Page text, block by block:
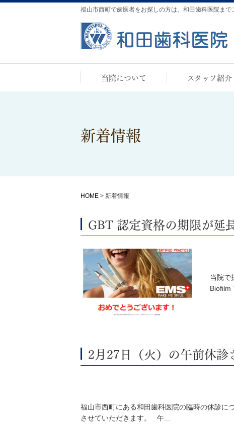
福山市西町で歯医者をお探しの方は、 和田歯科医院まで
当院について スタッフ紹介
新着情報
HOME > 新着情報
GBT 認定資格の期限が延
当院で
Biofilm
2月27日（火）の午前休
福山市西町にある和田歯科医院の臨時の休診
させていただきます。 午...